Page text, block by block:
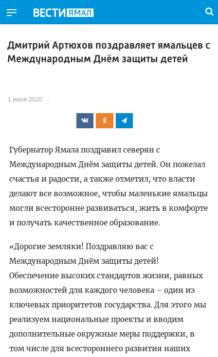
Дмитрий Артюхов поздравляет ямальцев с
Международным Днём защиты детей
1 июня 2020
Губернатор Ямала поздравил северян с
Международным Днём защиты детей. Он пожелал
счастья и радости, а также отметил, что власти
делают все возможное, чтобы маленькие ямальцы
могли всесторонне развиваться, жить в комфорте
и получать качественное образование.
«Дорогие земляки! Поздравляю вас с
Международным Днём защиты детей!
Обеспечение высоких стандартов жизни, равных
возможностей для каждого человека – один из
ключевых приоритетов государства. Для этого мы
реализуем национальные проекты и вводим
дополнительные окружные меры поддержки, в
том числе для всестороннего развития наших